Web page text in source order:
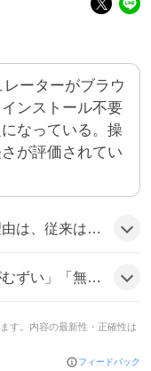
ーターがブラウ
ンストール不要
なっている。操
が評価されてい
要・無料というハードルの低さが多くのユーザーの関心を引いたことにある。
戸惑いとして「ぐるぐる回ってしまう」などの声も見られる。
す。内容の最新性・正確性は
フィードバック